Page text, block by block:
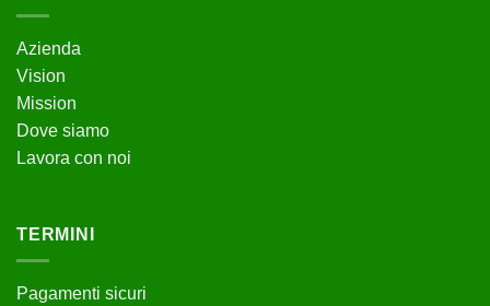
Azienda
Vision
Mission
Dove siamo
Lavora con noi
TERMINI
Pagamenti sicuri